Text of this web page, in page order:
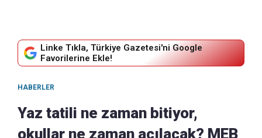
Linke Tıkla, Türkiye Gazetesi'ni Google
Favorilerine Ekle!
HABERLER
Yaz tatili ne zaman bitiyor,
okullar ne zaman açılacak? MEB